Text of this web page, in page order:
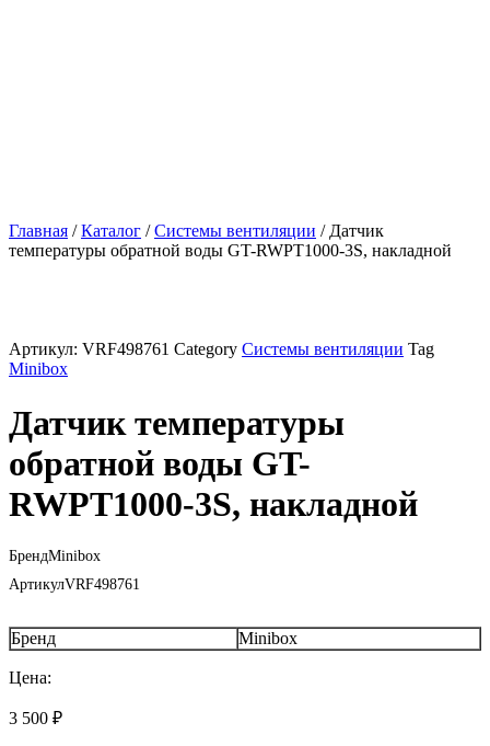
Главная /Каталог /Системы вентиляции / Датчик
температуры обратной воды GT-RWPT1000-3S, накладной
Артикул: VRF498761 Category Системы вентиляции Tag
Minibox
Датчик температуры
обратной воды GT-
RWPT1000-3S, накладной
БрендMinibox
АртикулVRF498761
Бренд Minibox
Цена:
3 500 ₽